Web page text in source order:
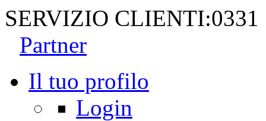
SERVIZIO CLIENTI:0331
Partner
Il tuo profilo
Login